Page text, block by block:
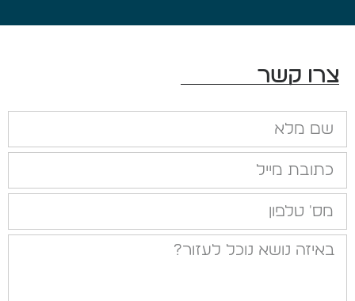
צרו קשר
שם מלא
כתובת מייל
מס' טלפון
באיזה נושא נוכל לעזור?